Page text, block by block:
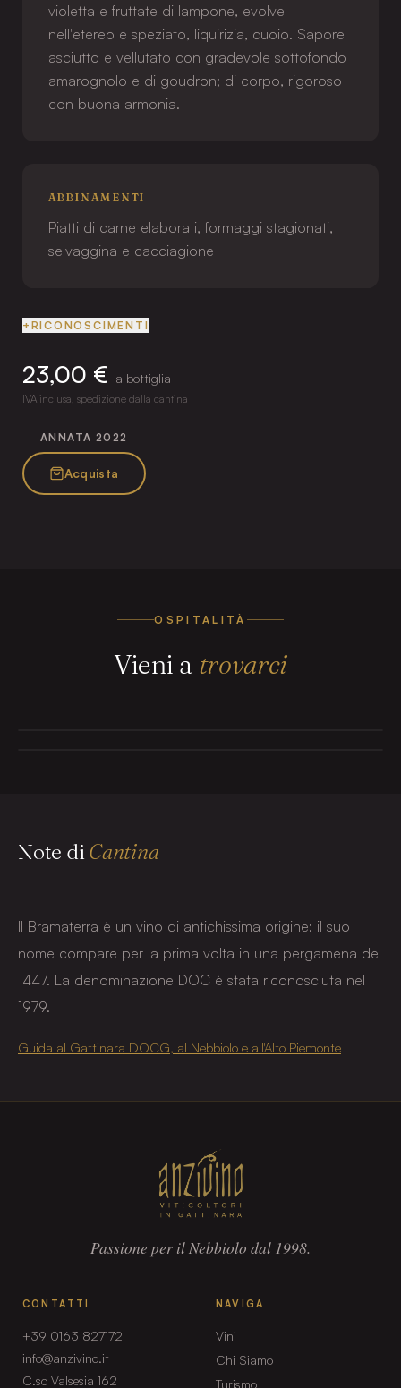
violetta e fruttate di lampone, evolve
nell'etereo e speziato, liquirizia, cuoio. Sapore
asciutto e vellutato con gradevole sottofondo
amarognolo e di goudron; di corpo, rigoroso
con buona armonia.
ABBINAMENTI
Piatti di carne elaborati, formaggi stagionati,
selvaggina e cacciagione
+ RICONOSCIMENTI
23,00 € a bottiglia
IVA inclusa, spedizione dalla cantina
ANNATA 2022
Acquista
OSPITALITÀ
Vieni a trovarci
all'interno di una storica distilleria del 1862.
Degustazione in cantina
I nostri vini raccontati da chi li produce. Dalla potatura
all'imbottigliamento.
Note diCantina
Il Bramaterra è un vino di antichissima origine: il suo
nome compare per la prima volta in una pergamena del
1447. La denominazione DOC è stata riconosciuta nel
1979.
Guida al Gattinara DOCG, al Nebbiolo e all'Alto Piemonte
Passione per il Nebbiolo dal 1998.
CONTATTI
+39 0163 827172
info@anzivino.it
C.so Valsesia 162
NAVIGA
Vini
Chi Siamo
Turismo